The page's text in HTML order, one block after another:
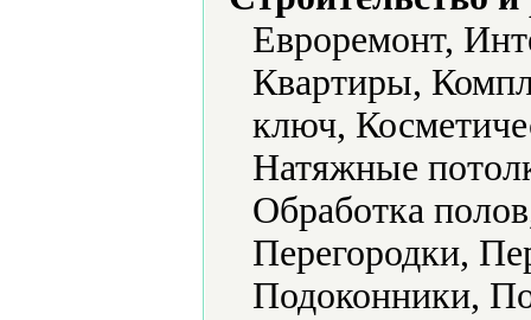
Евроремонт,
Квартиры,
ключ,
Натяжные
Обработка
Перегородки,
Подоконники,